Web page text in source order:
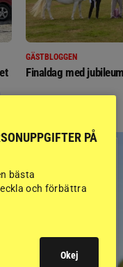
GÄSTBLOGGEN
Finaldag med
PÅ
bästa
och förbättra
Okej